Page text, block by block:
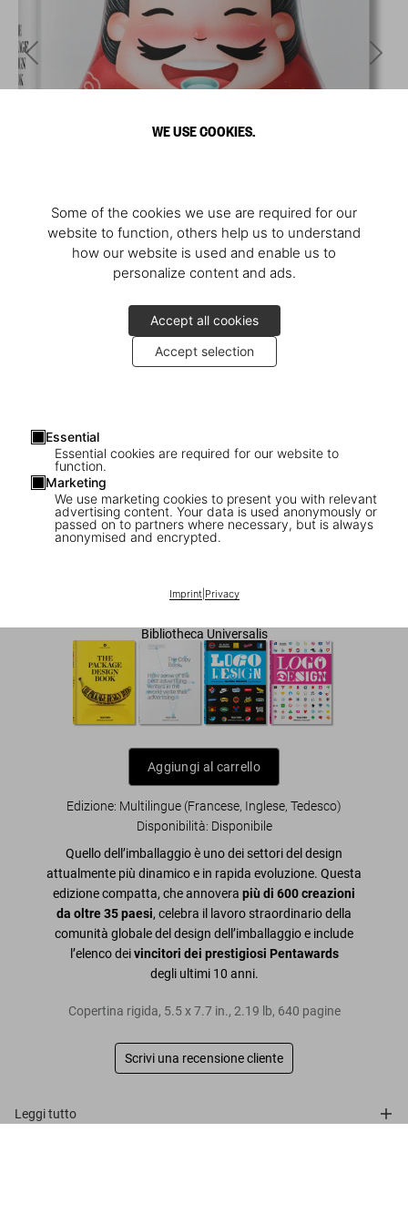
WE USE COOKIES.
Some of the cookies we use are required for our
website to function, others help us to understand
how our website is used and enable us to
personalize content and ads.
Accept all cookies
Accept selection
Essential
Essential cookies are required for our website to
function.
Marketing
We use marketing cookies to present you with relevant
advertising content. Your data is used anonymously or
passed on to partners where necessary, but is always
anonymised and encrypted.
Imprint| Privacy
1/9
US$ 25
Bibliotheca Universalis
Aggiungi al carrello
Edizione: Multilingue (Francese, Inglese, Tedesco)
Disponibilità: Disponibile
Quello dell’imballaggio è uno dei settori del design
attualmente più dinamico e in rapida evoluzione. Questa
edizione compatta, che annovera più di 600 creazioni
da oltre 35 paesi, celebra il lavoro straordinario della
comunità globale del design dell’imballaggio e include
l’elenco deivincitori dei prestigiosi Pentawards
degli ultimi 10 anni.
Copertina rigida, 5.5x7.7 in., 2.19 lb, 640 pagine
Scrivi una recensione cliente
Leggi tutto